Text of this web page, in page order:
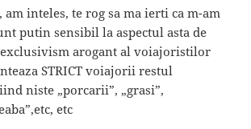
am inteles, te rog sa ma ierti ca m-am
putin sensibil la aspectul asta de
arogant al voiajoristilor
STRICT voiajorii restul
niste „porcarii”, „grasi”,
etc